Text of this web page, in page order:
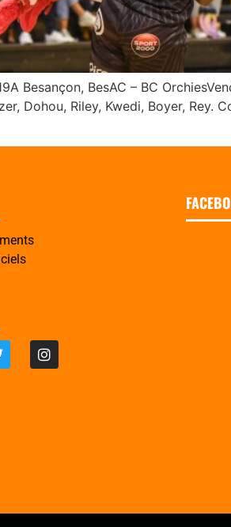
Besançon, BesAC – BC
Dohou, Riley, Kwedi, Boyer, Rey.